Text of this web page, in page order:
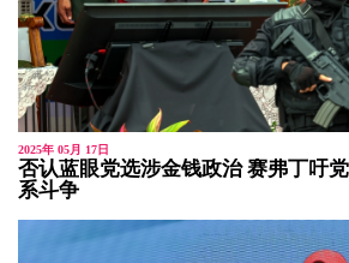
2025年 05月 17日
否认蓝眼党选涉金钱政治 赛弗丁吁
系斗争